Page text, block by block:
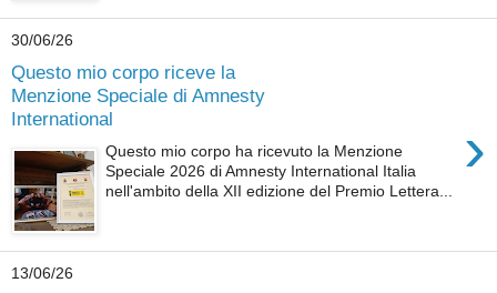
30/06/26
Questo mio corpo riceve la
Menzione Speciale di Amnesty
International
›
Questo mio corpo ha ricevuto la Menzione
Speciale 2026 di Amnesty International Italia
nell'ambito della XII edizione del Premio Lettera...
13/06/26